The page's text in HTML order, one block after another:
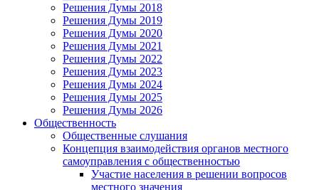
Решения Думы 2018
Решения Думы 2019
Решения Думы 2020
Решения Думы 2021
Решения Думы 2022
Решения Думы 2023
Решения Думы 2024
Решения Думы 2025
Решения Думы 2026
Общественность
Общественные слушания
Концепция взаимодействия органов местного
самоуправления с общественностью
Участие населения в решении вопросов
местного значения